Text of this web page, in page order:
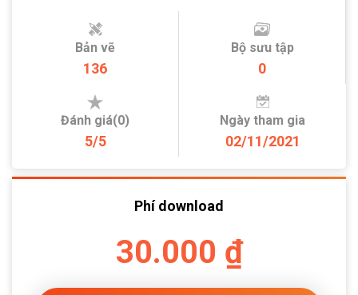
Bản vẽ
136
Bộ sưu tập
0
Đánh giá(0)
5/5
Ngày tham gia
02/11/2021
Phí download
30.000 ₫